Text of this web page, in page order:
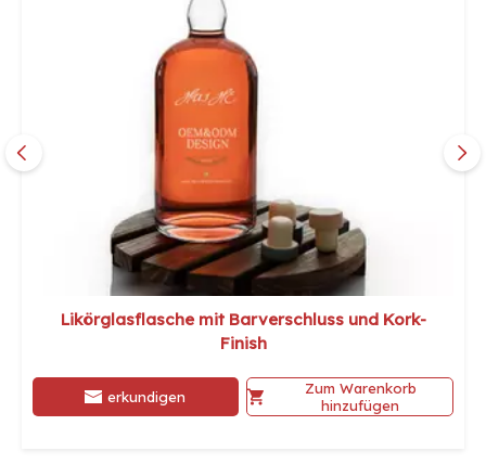
Likörglasflasche mit Barverschluss und Kork-
Finish
erkundigen
Zum Warenkorb
hinzufügen